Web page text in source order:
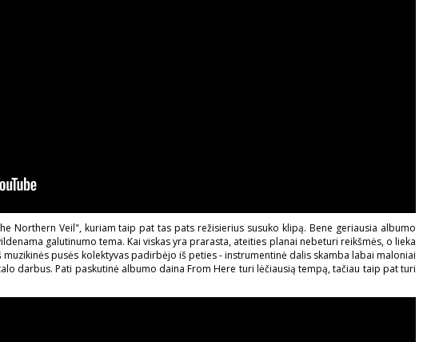
Northern Veil", kuriam taip pat tas pats režisierius susuko klipą. Bene geriausia albumo
galutinumo tema. Kai viskas yra prarasta, ateities planai nebeturi reikšmės, o lieka
pusės kolektyvas padirbėjo iš peties - instrumentinė dalis skamba labai maloniai
darbus. Pati paskutinė albumo daina From Here turi lėčiausią tempą, tačiau taip pat turi